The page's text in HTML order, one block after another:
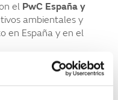
el PwC España y
ambientales y
en España y en el